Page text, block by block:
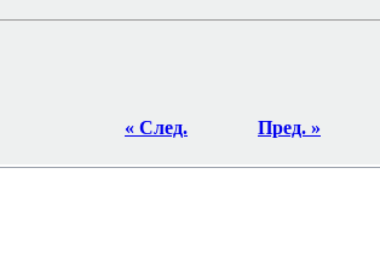
« След.
Пред. »